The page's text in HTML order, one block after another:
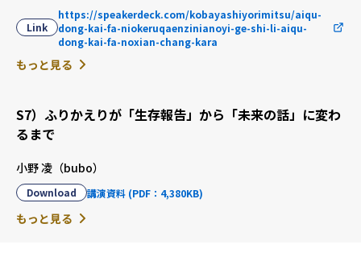
Link
https://speakerdeck.com/kobayashiyorimitsu/aiqu-
dong-kai-fa-niokeruqaenzinianoyi-ge-shi-li-aiqu-
dong-kai-fa-noxian-chang-kara
もっと見る
S7）ふりかえりが「生存報告」から「未来の話」に変わ
るまで
小野 凌（bubo）
Download 講演資料 (PDF：4,380KB)
もっと見る